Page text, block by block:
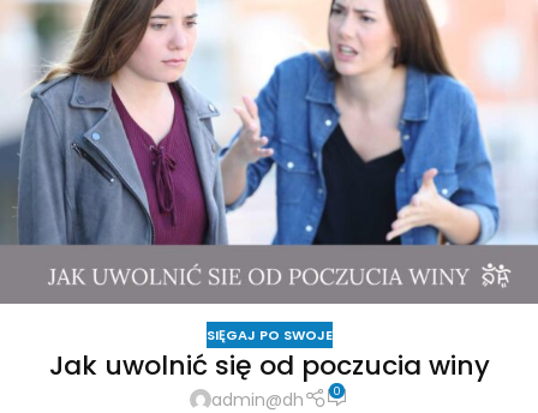
SIĘGAJ PO SWOJE
Jak uwolnić się od poczucia winy
admin@dh 0